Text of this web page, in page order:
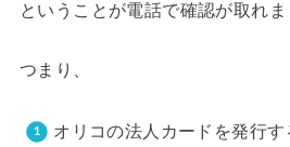
ということが電話で確認が取れま
つまり、
オリコの法人カードを発行す